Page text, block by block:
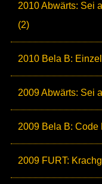
2010 Abwärts: Sei
(2)
2010 Bela B:
2009 Abwärts: Sei
2009 Bela B: Code
2009 FURT: